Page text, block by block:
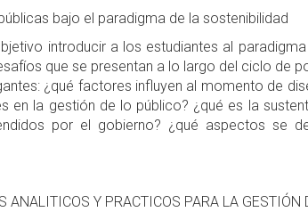
bajo el paradigma de la sostenibilidad
introducir a los estudiantes al
que se presentan a lo largo del ciclo de
¿qué factores influyen al momento de
en la gestión de lo público? ¿qué es la
por el gobierno? ¿qué aspectos se
ANALITICOS Y PRACTICOS PARA LA GESTIÓN